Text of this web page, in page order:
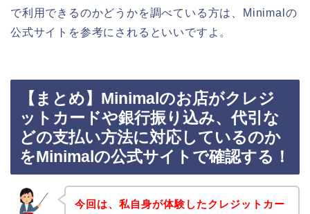
で利用できるのかどうかを調べている方は、Minimalの
公式サイトを参考にされるといいですよ。
【まとめ】Minimalのお店がクレジ
ットカードや銀行振り込み、代引な
どの支払い方法に対応しているのか
をMinimalの公式サイトで確認する！
今回は、私自身が体験したクレジットカー